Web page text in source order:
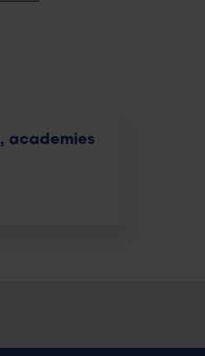
academies